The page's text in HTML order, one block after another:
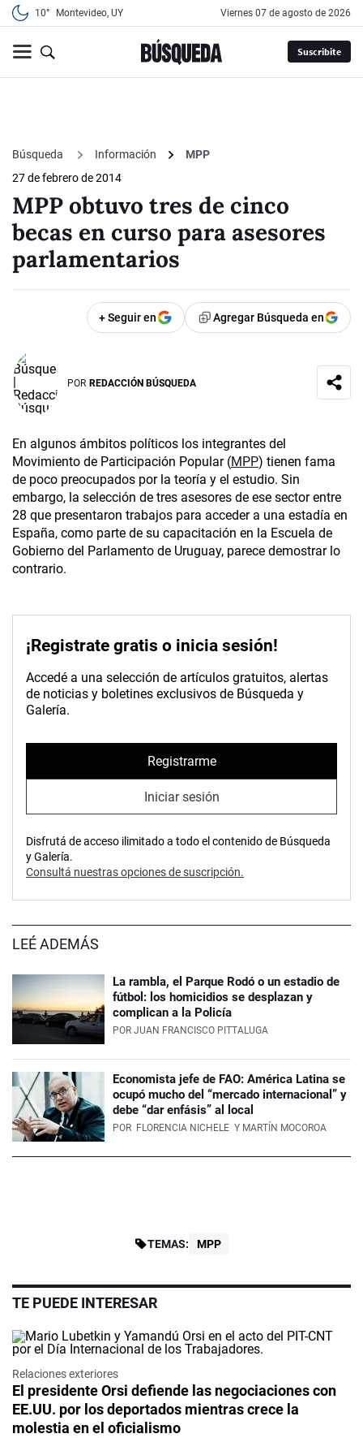
10° Montevideo, UY viernes 07 de agosto de 2026
Suscribite
Búsqueda Información
MPP
27 de febrero de 2014
MPP obtuvo tres de cinco
becas en curso para asesores
parlamentarios
+ Seguir en Agregar Búsqueda en
POR REDACCIÓN BÚSQUEDA
En algunos ámbitos políticos los integrantes del
Movimiento de Participación Popular (MPP) tienen fama
de poco preocupados por la teoría y el estudio. Sin
embargo, la selección de tres asesores de ese sector entre
28 que presentaron trabajos para acceder a una estadía en
España, como parte de su capacitación en la Escuela de
Gobierno del Parlamento de Uruguay, parece demostrar lo
contrario.
¡Registrate gratis o inicia sesión!
Accedé a una selección de artículos gratuitos, alertas
de noticias y boletines exclusivos de Búsqueda y
Galería.
Registrarme
Iniciar sesión
Disfrutá de acceso ilimitado a todo el contenido de Búsqueda
y Galería.
Consultá nuestras opciones de suscripción.
LEÉ ADEMÁS
La rambla, el Parque Rodó o un estadio de
fútbol: los homicidios se desplazan y
complican a la Policía
POR JUAN FRANCISCO PITTALUGA
Economista jefe de FAO: América Latina se
ocupó mucho del “mercado internacional” y
debe “dar enfásis” al local
POR FLORENCIA NICHELE Y MARTÍN MOCOROA
TEMAS: MPP
TE PUEDE INTERESAR
Relaciones exteriores
El presidente Orsi defiende las negociaciones con
EE.UU. por los deportados mientras crece la
molestia en el oficialismo